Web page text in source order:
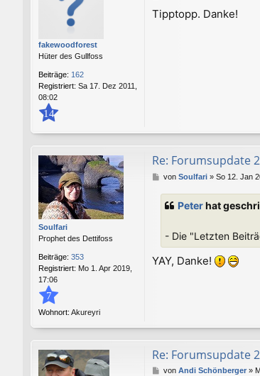
fakewoodforest
Hüter des Gullfoss
Beiträge: 162
Registriert: Sa 17. Dez 2011,
08:02
14
i
Tipptopp. Danke!
Soulfari
Prophet des Dettifoss
Beiträge: 353
Registriert: Mo 1. Apr 2019,
17:06
7
Wohnort: Akureyri
Re: Forumsupdate
Bvon Soulfari» So 12. Jan
Peterhat
- Die "Letzten
YAY, Danke!
Re: Forumsupdate
Bvon Andi Schönberger»